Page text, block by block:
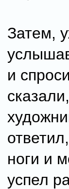
Затем,
и
ноги и
успел